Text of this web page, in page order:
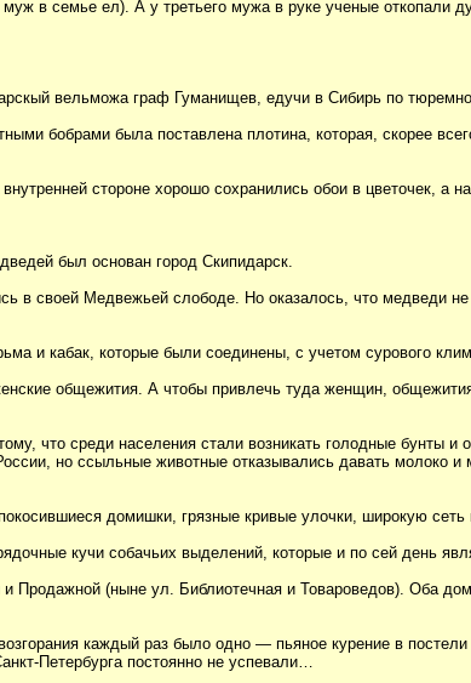
в семье ел). А у третьего мужа в руке ученые откопали
вельможа граф Гуманищев, едучи в Сибирь по
бобрами была поставлена плотина, которая, скорее
стороне хорошо сохранились обои в цветочек, а
был основан город Скипидарск.
в своей Медвежьей слободе. Но оказалось, что медведи
и кабак, которые были соединены, с учетом сурового
общежития. А чтобы привлечь туда женщин,
что среди населения стали возникать голодные бунты и
но ссыльные животные отказывались давать молоко
домишки, грязные кривые улочки, широкую сеть
кучи собачьих выделений, которые и по сей день
(ныне ул. Библиотечная и Товароведов). Оба
каждый раз было одно — пьяное курение в
Петербурга постоянно не успевали…